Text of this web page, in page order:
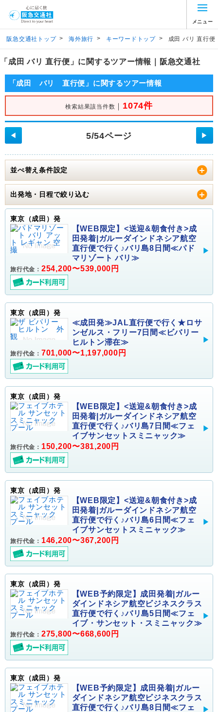
メニュー
阪急交通社トップ > 海外旅行 > キーワードトップ > 成田 バリ 直行便
「成田 バリ 直行便」に関するツアー情報｜阪急交通社
「成田 バリ 直行便」に関するツアー情報
検索結果該当件数 ｜ 1074件
◀ 5/54ページ ▶
並べ替え条件設定
出発地・日程で絞り込む
東京（成田）発
【WEB限定】<送迎&朝食付き>成
田発着|ガルーダインドネシア航空
直行便で行く♪バリ島8日間≪パド
マリゾート バリ≫
旅行代金： 254,200〜539,000円
東京（成田）発
≪成田発≫JAL直行便で行く★ロサ
ンゼルス・フリー7日間≪ビバリー
ヒルトン滞在≫
旅行代金： 701,000〜1,197,000円
東京（成田）発
【WEB限定】<送迎&朝食付き>成
田発着|ガルーダインドネシア航空
直行便で行く♪バリ島7日間≪フェ
イブサンセットスミニャック≫
旅行代金： 150,200〜381,200円
東京（成田）発
【WEB限定】<送迎&朝食付き>成
田発着|ガルーダインドネシア航空
直行便で行く♪バリ島6日間≪フェ
イブサンセットスミニャック≫
旅行代金： 146,200〜367,200円
東京（成田）発
【WEB予約限定】成田発着|ガルー
ダインドネシア航空ビジネスクラス
直行便で行く♪バリ島5日間≪フェ
イブ・サンセット・スミニャック≫
旅行代金： 275,800〜668,600円
東京（成田）発
【WEB予約限定】成田発着|ガルー
ダインドネシア航空ビジネスクラス
直行便で行く♪バリ島8日間≪フェ